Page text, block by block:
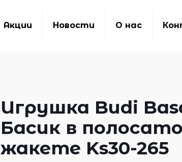
Акции Новости О нас
Игрушка Budi
Басик в
жакете Ks30-265